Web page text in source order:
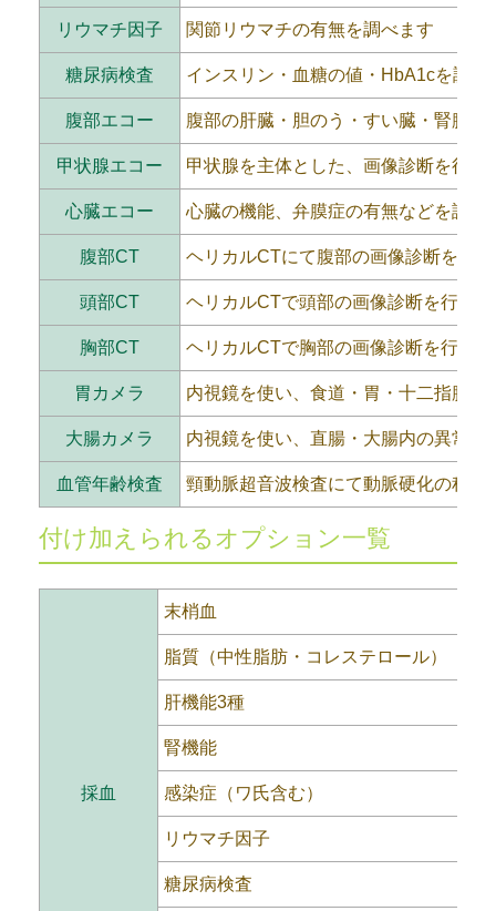
リウマチ因子 関節リウマチの有無を調べます
糖尿病検査 インスリン・血糖の値・HbA1cを調べ
腹部エコー 腹部の肝臓・胆のう・すい臓・腎臓の
甲状腺エコー 甲状腺を主体とした、画像診断を行い
心臓エコー 心臓の機能、弁膜症の有無などを診断
腹部CT ヘリカルCTにて腹部の画像診断を行
頭部CT ヘリカルCTで頭部の画像診断を行い
胸部CT ヘリカルCTで胸部の画像診断を行い
胃カメラ 内視鏡を使い、食道・胃・十二指腸内
大腸カメラ 内視鏡を使い、直腸・大腸内の異常
血管年齢検査 頸動脈超音波検査にて動脈硬化の程度
付け加えられるオプション一覧
採血
末梢血
脂質（中性脂肪・コレステロール）
肝機能3種
腎機能
感染症（ワ氏含む）
リウマチ因子
糖尿病検査